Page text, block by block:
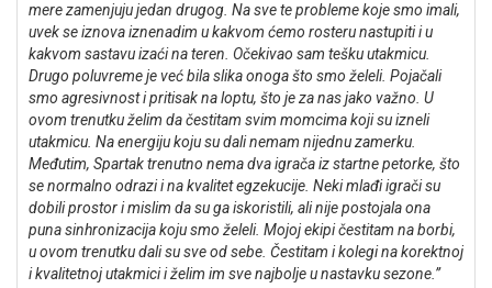
mere zamenjuju jedan drugog. Na sve te probleme koje smo imali,
uvek se iznova iznenadim u kakvom ćemo rosteru nastupiti i u
kakvom sastavu izaći na teren. Očekivao sam tešku utakmicu.
Drugo poluvreme je već bila slika onoga što smo želeli. Pojačali
smo agresivnost i pritisak na loptu, što je za nas jako važno. U
ovom trenutku želim da čestitam svim momcima koji su izneli
utakmicu. Na energiju koju su dali nemam nijednu zamerku.
Međutim, Spartak trenutno nema dva igrača iz startne petorke, što
se normalno odrazi i na kvalitet egzekucije. Neki mlađi igrači su
dobili prostor i mislim da su ga iskoristili, ali nije postojala ona
puna sinhronizacija koju smo želeli. Mojoj ekipi čestitam na borbi,
u ovom trenutku dali su sve od sebe. Čestitam i kolegi na korektnoj
i kvalitetnoj utakmici i želim im sve najbolje u nastavku sezone.”